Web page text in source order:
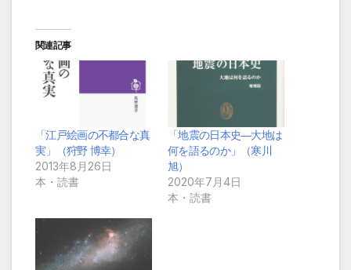
関連記事
「江戸絵画の不都合な真
実」（狩野 博幸）
2013年8月26日
本・読書
「地震の日本史―大地は
何を語るのか」（寒川
旭）
2020年7月4日
本・読書